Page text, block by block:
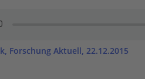
Forschung Aktuell, 22.12.2015